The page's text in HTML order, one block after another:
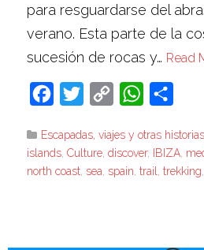
para resguardarse del
verano. Esta parte de la
sucesión de rocas y… Read
Facebook
Twitter Copy
WhatsApp
Escapadas, viajes y otras historias
islands ,Culture ,discover, IBIZA
north coast sea spain ,trail ,trekking